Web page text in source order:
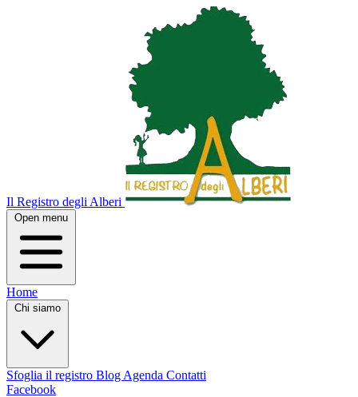
Il Registro degli Alberi
Open menu
Home
Chi siamo
Sfoglia il registro Blog Agenda Contatti
Facebook